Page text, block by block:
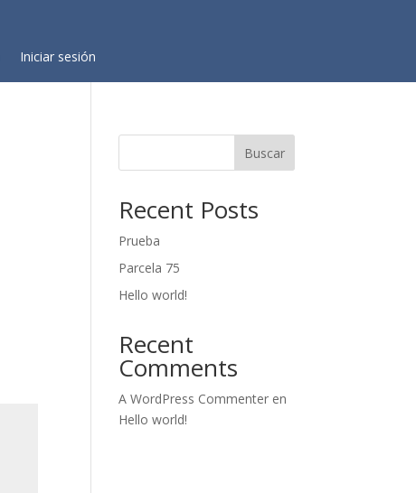
Iniciar sesión
Buscar
Recent Posts
Prueba
Parcela 75
Hello world!
Recent
Comments
A WordPress Commenter en
Hello world!